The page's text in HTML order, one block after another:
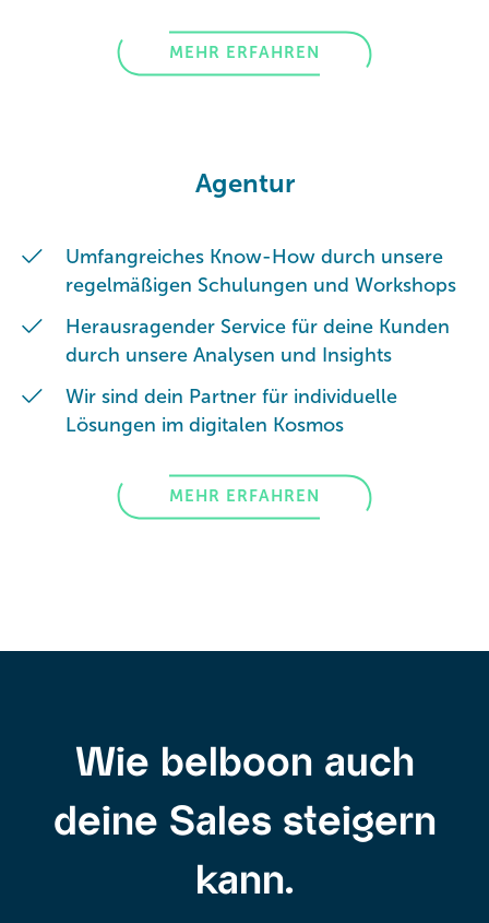
MEHR ERFAHREN
Agentur
Umfangreiches Know-How durch unsere
regelmäßigen Schulungen und Workshops
Herausragender Service für deine Kunden
durch unsere Analysen und Insights
Wir sind dein Partner für individuelle
Lösungen im digitalen Kosmos
MEHR ERFAHREN
Wie belboon auch
deine Sales steigern
kann.